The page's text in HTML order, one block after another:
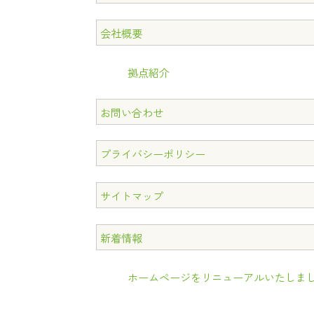
会社概要
拠点紹介
お問い合わせ
プライバシーポリシー
サイトマップ
新着情報
ホームページをリニューアルいたしま